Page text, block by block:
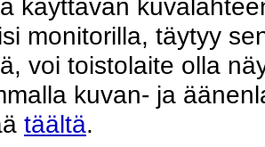
käyttävän
monitorilla, täytyy
voi toistolaite olla
kuvan- ja
täältä.